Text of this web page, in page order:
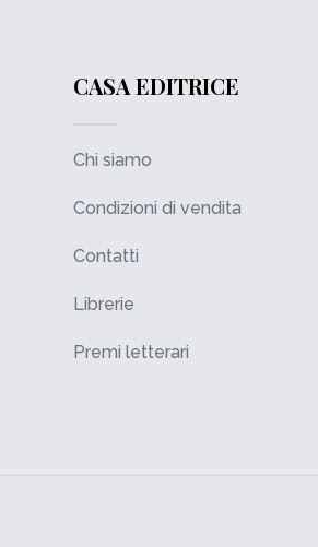
CASA EDITRICE
Chi siamo
Condizioni di vendita
Contatti
Librerie
Premi letterari